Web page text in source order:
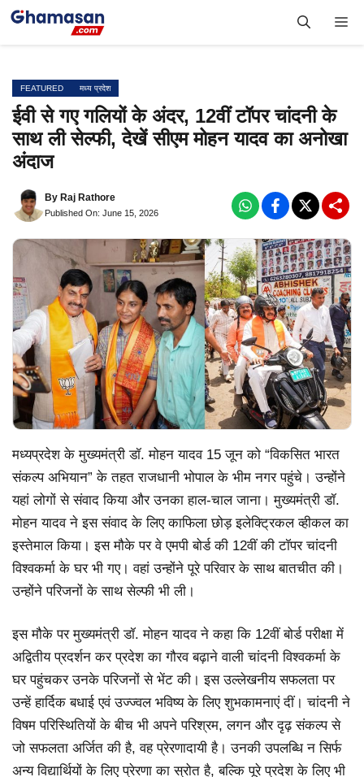
Skip
FEATURED मध्य प्रदेश
ईवी से गए गलियों के अंदर, 12वीं टॉपर चांदनी के
साथ ली सेल्फी, देखें सीएम मोहन यादव का अनोखा
अंदाज
By Raj Rathore
Published On: June 15, 2026
मध्यप्रदेश के मुख्यमंत्री डॉ. मोहन यादव 15 जून को “विकसित भारत
संकल्प अभियान” के तहत राजधानी भोपाल के भीम नगर पहुंचे। उन्होंने
यहां लोगों से संवाद किया और उनका हाल-चाल जाना। मुख्यमंत्री डॉ.
मोहन यादव ने इस संवाद के लिए काफिला छोड़ इलेक्ट्रिकल व्हीकल का
इस्तेमाल किया। इस मौके पर वे एमपी बोर्ड की 12वीं की टॉपर चांदनी
विश्वकर्मा के घर भी गए। वहां उन्होंने पूरे परिवार के साथ बातचीत की।
उन्होंने परिजनों के साथ सेल्फी भी ली।
इस मौके पर मुख्यमंत्री डॉ. मोहन यादव ने कहा कि 12वीं बोर्ड परीक्षा में
अद्वितीय प्रदर्शन कर प्रदेश का गौरव बढ़ाने वाली चांदनी विश्वकर्मा के
घर पहुंचकर उनके परिजनों से भेंट की। इस उल्लेखनीय सफलता पर
उन्हें हार्दिक बधाई एवं उज्ज्वल भविष्य के लिए शुभकामनाएं दीं। चांदनी ने
विषम परिस्थितियों के बीच भी अपने परिश्रम, लगन और दृढ़ संकल्प से
जो सफलता अर्जित की है, वह प्रेरणादायी है। उनकी उपलब्धि न सिर्फ
अन्य विद्यार्थियों के लिए प्रेरणा का स्रोत है, बल्कि पूरे प्रदेश के लिए भी